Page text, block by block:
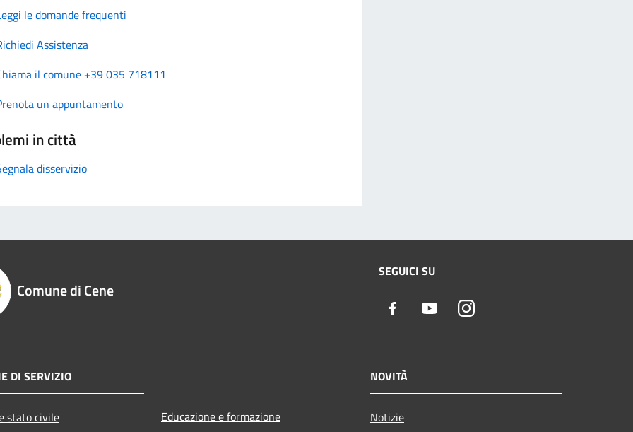
le domande frequenti
Assistenza
il comune +39 035 718111
un appuntamento
in città
disservizio
Comune di Cene
SEGUICI SU
Facebook YoutubeInstagram
DI SERVIZIO
stato civile
Educazione e formazione
NOVITÀ
Notizie